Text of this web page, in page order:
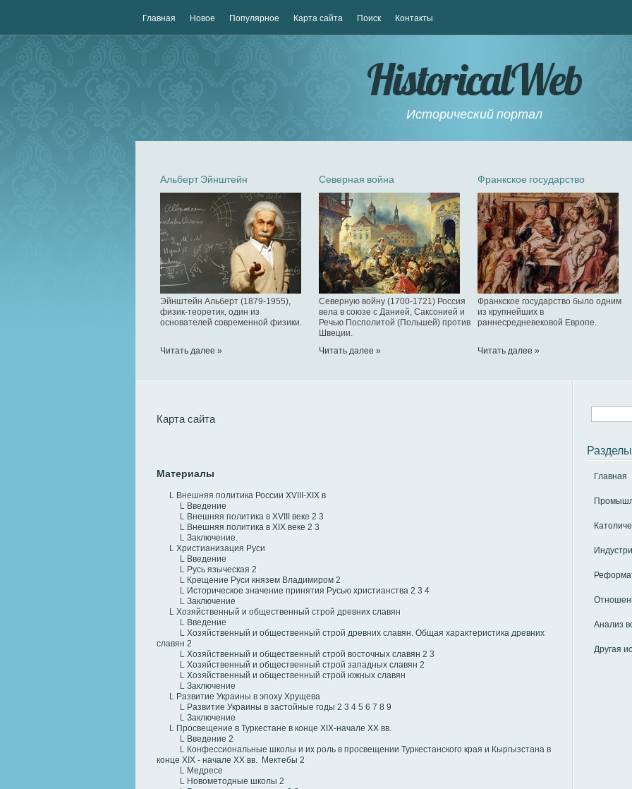
Главная Новое Популярное Карта сайта Поиск Контакты
HistoricalWeb
Исторический портал
Альберт Эйнштейн
Эйнштейн Альберт (1879-1955),
физик-теоретик, один из
основателей современной физики.
Читать далее »
Северная война
Северную войну (1700-1721) Россия
вела в союзе с Данией, Саксонией и
Речью Посполитой (Польшей) против
Швеции.
Читать далее »
Франкское государство
Франкское государство было одним
из крупнейших в
раннесредневековой Европе.
Читать далее »
Карта сайта
Материалы
L Внешняя политика России XVIII-XIX в
L Введение
L Внешняя политика в XVIII веке 2 3
L Внешняя политика в XIX веке 2 3
L Заключение.
L Христианизация Руси
L Введение
L Русь языческая 2
L Крещение Руси князем Владимиром 2
L Историческое значение принятия Русью христианства 2 3 4
L Заключение
L Хозяйственный и общественный строй древних славян
L Введение
L Хозяйственный и общественный строй древних славян. Общая характеристика древних
славян 2
L Хозяйственный и общественный строй восточных славян 2 3
L Хозяйственный и общественный строй западных славян 2
L Хозяйственный и общественный строй южных славян
L Заключение
L Развитие Украины в эпоху Хрущева
L Развитие Украины в застойные годы 2 3 4 5 6 7 8 9
L Заключение
L Просвещение в Туркестане в конце XIX-начале XX вв.
L Введение 2
L Конфессиональные школы и их роль в просвещении Туркестанского края и Кыргызстана в
конце XIX - начале ХХ вв. Мектебы 2
L Медресе
L Новометодные школы 2
Разделы
Главная
Анализ
Другая